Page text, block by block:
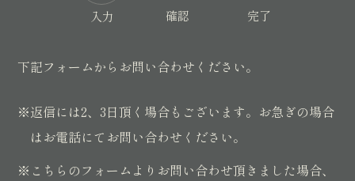
入力 確認 完了
下記フォームからお問い合わせください。
※返信には2、3日頂く場合もございます。お急ぎの場合
はお電話にてお問い合わせください。
※こちらのフォームよりお問い合わせ頂きました場合、